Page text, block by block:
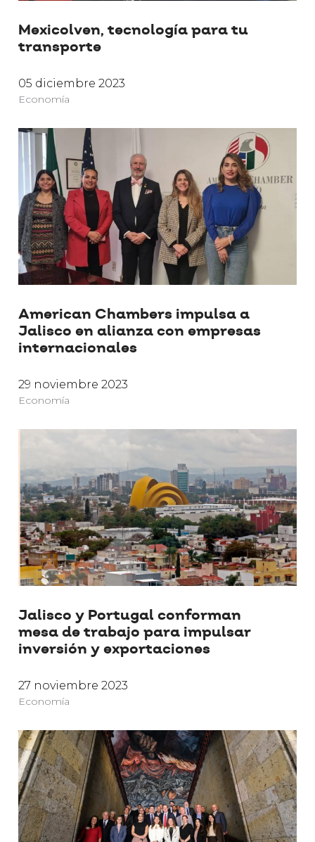
Mexicolven, tecnología para tu
transporte
05 diciembre 2023
Economía
American Chambers impulsa a
Jalisco en alianza con empresas
internacionales
29 noviembre 2023
Economía
Jalisco y Portugal conforman
mesa de trabajo para impulsar
inversión y exportaciones
27 noviembre 2023
Economía